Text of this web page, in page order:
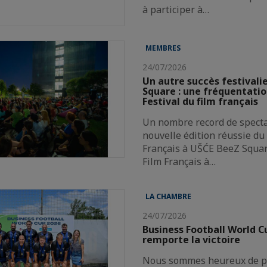
à participer à…
MEMBRES
24/07/2026
Un autre succès
Square : une
Festival du film français
Un nombre record de
nouvelle édition réussie du
Français à UŠĆE BeeZ
Film Français à…
LA CHAMBRE
24/07/2026
Business Football World
remporte la victoire
Nous sommes heureux de